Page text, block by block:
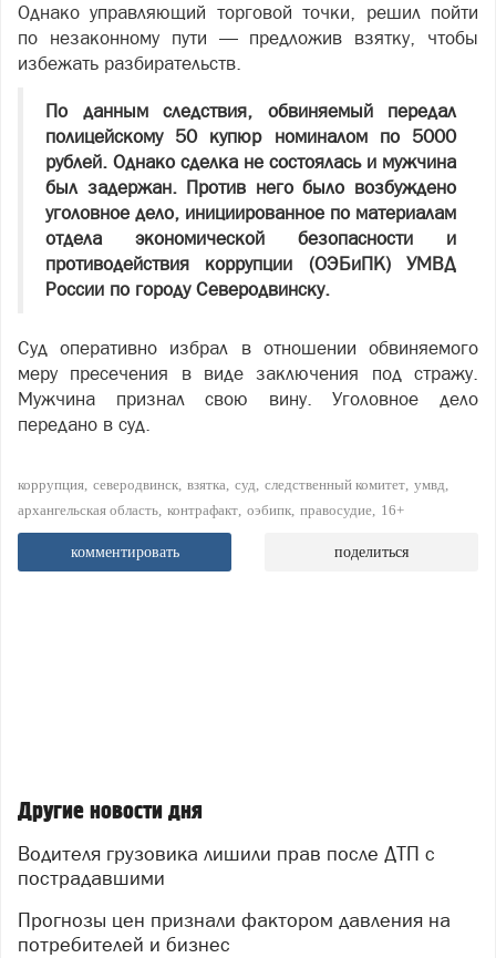
Однако управляющий торговой точки, решил пойти
по незаконному пути — предложив взятку, чтобы
избежать разбирательств.
По данным следствия, обвиняемый передал
полицейскому 50 купюр номиналом по 5000
рублей. Однако сделка не состоялась и мужчина
был задержан. Против него было возбуждено
уголовное дело, инициированное по материалам
отдела экономической безопасности и
противодействия коррупции (ОЭБиПК) УМВД
России по городу Северодвинску.
Суд оперативно избрал в отношении обвиняемого
меру пресечения в виде заключения под стражу.
Мужчина признал свою вину. Уголовное дело
передано в суд.
коррупция северодвинск взятка суд следственный комитет умвд
архангельская область контрафакт оэбипк правосудие 16+
комментировать поделиться
Другие новости дня
Водителя грузовика лишили прав после ДТП с
пострадавшими
Прогнозы цен признали фактором давления на
потребителей и бизнес